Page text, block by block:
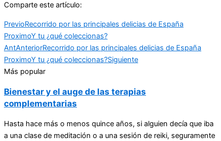
Comparte este artículo:
PrevioRecorrido por las principales delicias de España
ProximoY tu ¿qué coleccionas?
AntAnteriorRecorrido por las principales delicias de España
ProximoY tu ¿qué coleccionas?Siguiente
Más popular
Bienestar y el auge de las terapias
complementarias
Hasta hace más o menos quince años, si alguien decía que iba
a una clase de meditación o a una sesión de reiki, seguramente